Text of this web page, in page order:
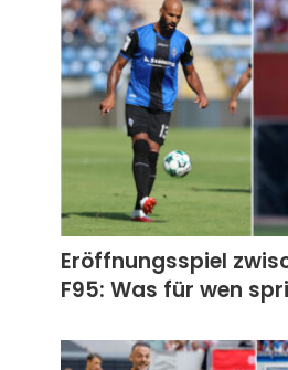
Eröffnungsspiel
F95: Was für wen